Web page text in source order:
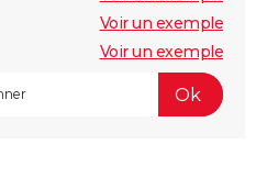
Voir un exemple
Voir un exemple